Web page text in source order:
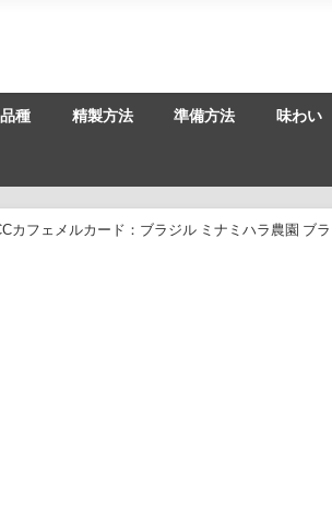
品種 精製方法 準備方法 味わい
カフェメルカード：ブラジル ミナミハラ農園 ブラ